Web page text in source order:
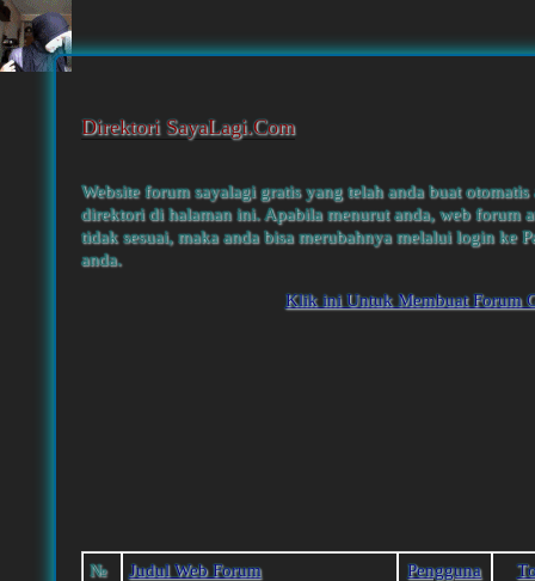
Direktori SayaLagi.Com
Website forum sayalagi gratis yang telah anda buat
direktori di halaman ini. Apabila menurut anda, web forum
tidak sesuai, maka anda bisa merubahnya melalui login ke
anda.
Klik ini Untuk Membuat Forum
№ Judul Web Forum Pengguna